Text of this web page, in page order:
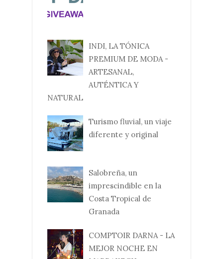
INDI, LA TÓNICA
PREMIUM DE MODA -
ARTESANAL,
AUTÉNTICA Y
NATURAL
Turismo fluvial, un viaje
diferente y original
Salobreña, un
imprescindible en la
Costa Tropical de
Granada
COMPTOIR DARNA - LA
MEJOR NOCHE EN